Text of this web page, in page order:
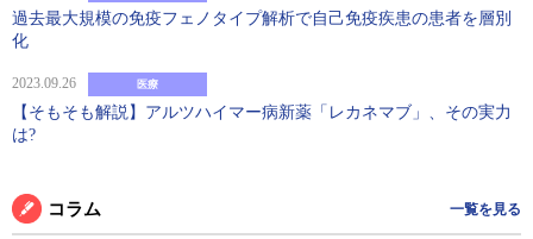
過去最大規模の免疫フェノタイプ解析で自己免疫疾患の患者を層別
化
2023.09.26 医療
【そもそも解説】アルツハイマー病新薬「レカネマブ」、その実力
は?
コラム 一覧を見る